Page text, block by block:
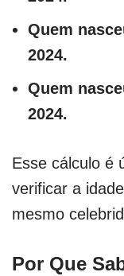
Quem
2024.
Quem
2024.
Esse cálculo é
verificar a
mesmo
Por Que